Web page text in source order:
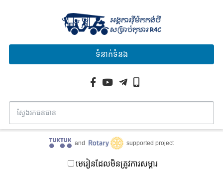
ទំនាក់ទំនង
and supported project
មេរៀនដែលមិនត្រូវការសម្ភារ